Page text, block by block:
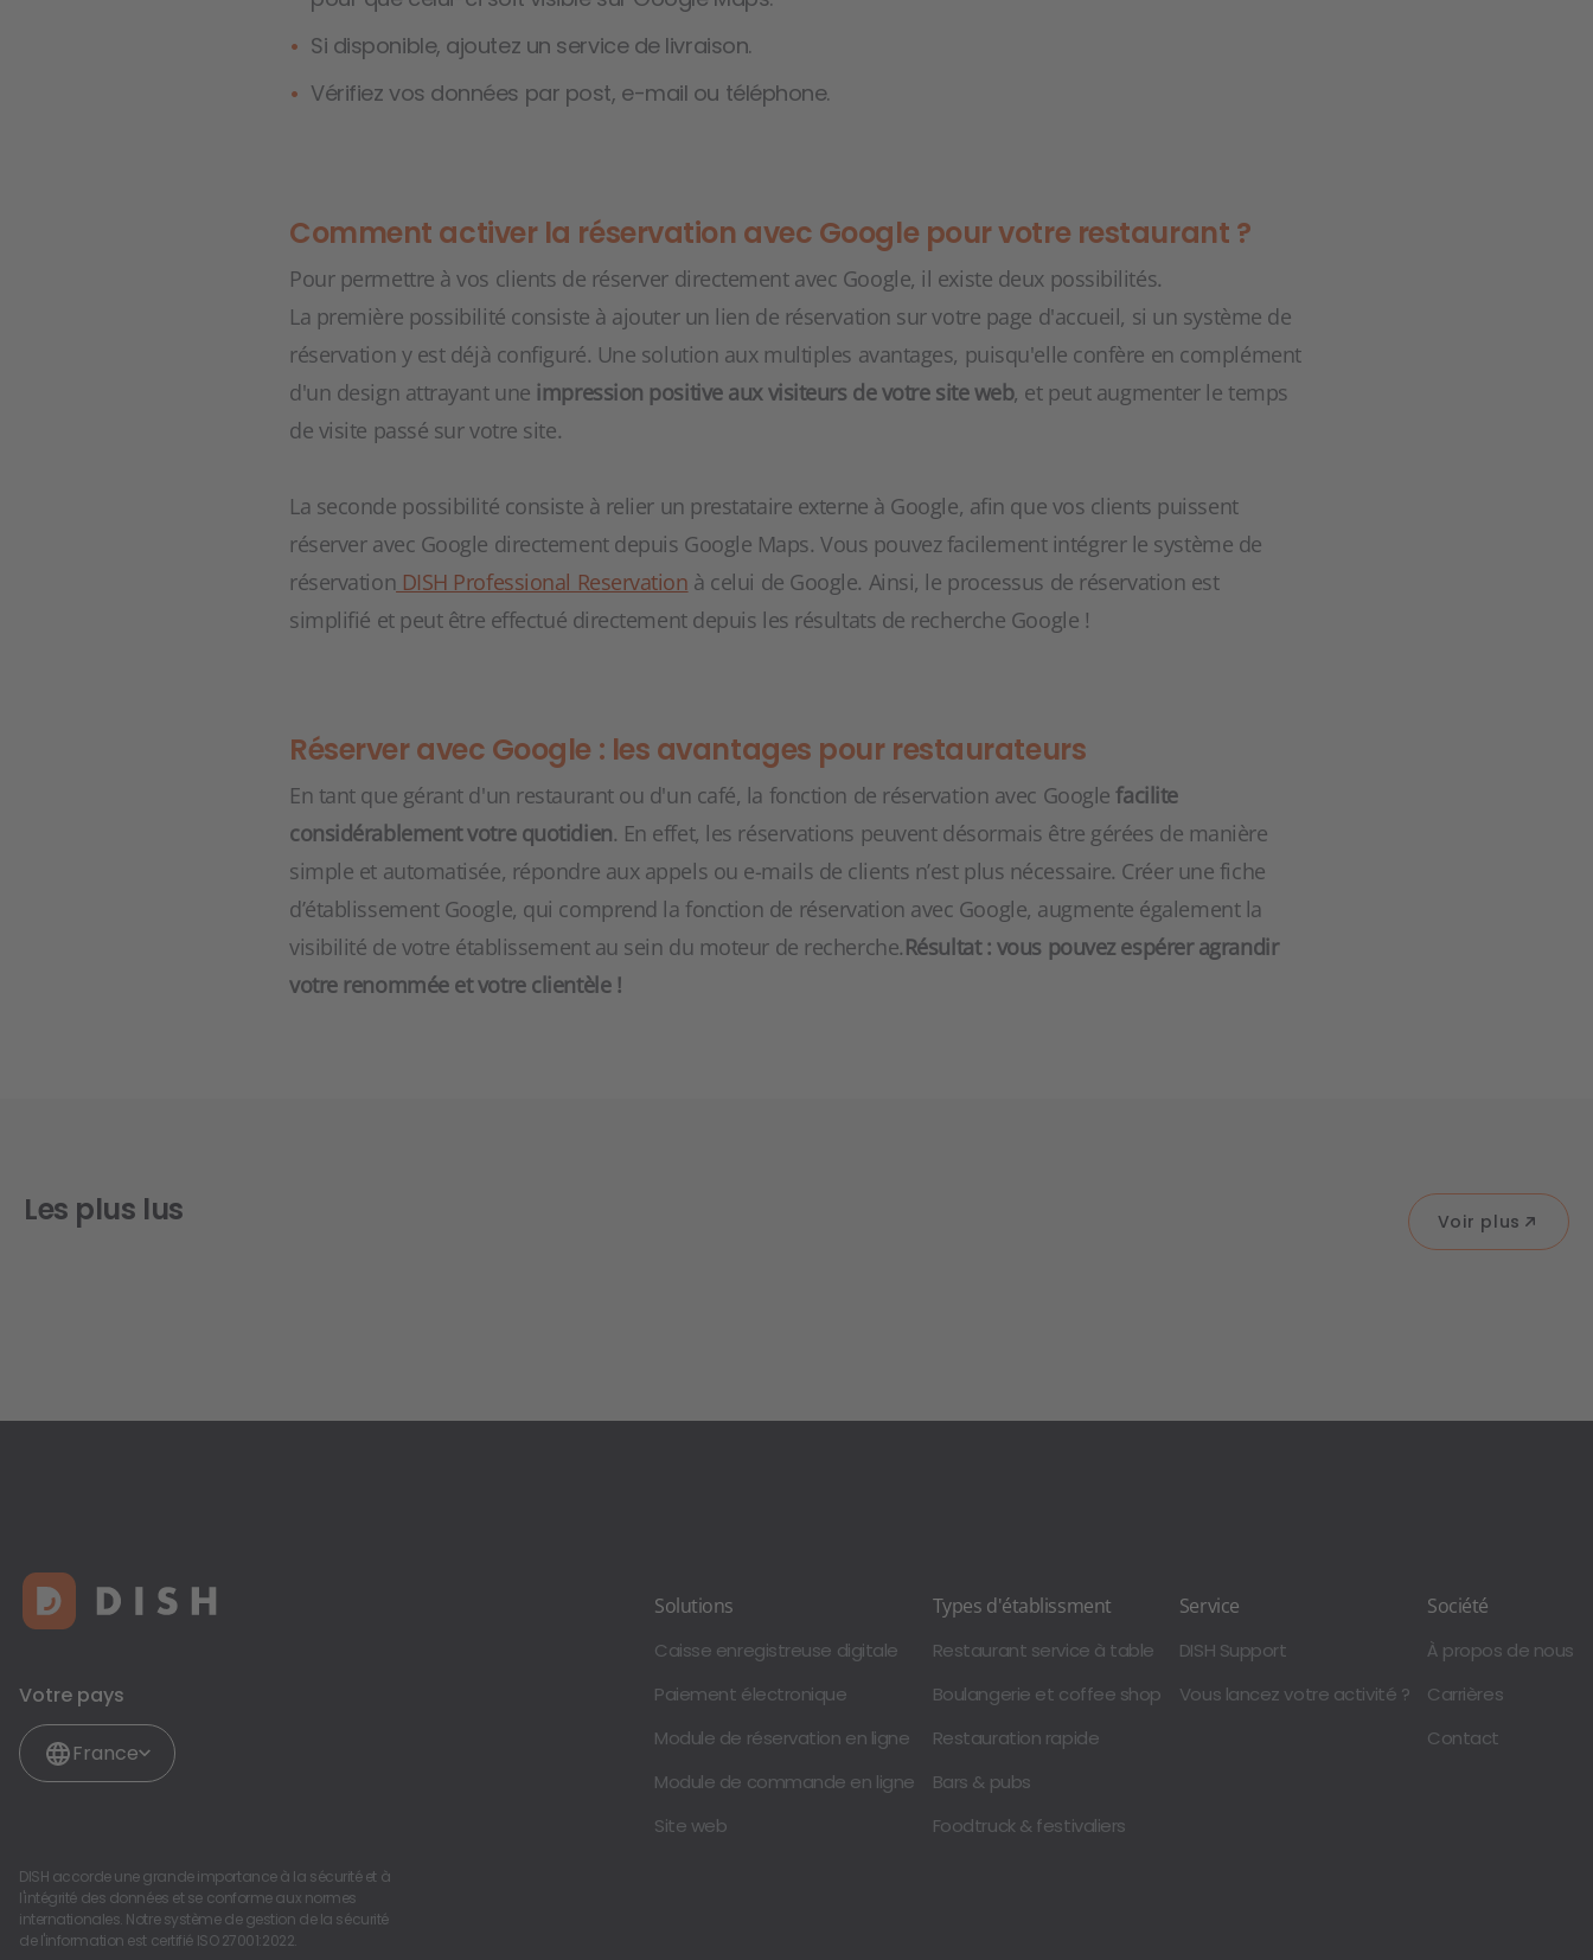
Si disponible, ajoutez un service de livraison.
Vérifiez vos données par post, e-mail ou téléphone.
Comment activer la réservation avec Google pour votre restaurant ?
Pour permettre à vos clients de réserver directement avec Google, il existe deux possibilités.
La première possibilité consiste à ajouter un lien de réservation sur votre page d'accueil, si un système de
réservation y est déjà configuré. Une solution aux multiples avantages, puisqu'elle confère en complément
d'un design attrayant une impression positive aux visiteurs de votre site web, et peut augmenter le temps
de visite passé sur votre site.
La seconde possibilité consiste à relier un prestataire externe à Google, afin que vos clients puissent
réserver avec Google directement depuis Google Maps. Vous pouvez facilement intégrer le système de
réservation DISH Professional Reservation à celui de Google. Ainsi, le processus de réservation est
simplifié et peut être effectué directement depuis les résultats de recherche Google !
Réserver avec Google : les avantages pour restaurateurs
En tant que gérant d'un restaurant ou d'un café, la fonction de réservation avec Googlefacilite
considérablement votre quotidien. En effet, les réservations peuvent désormais être gérées de manière
simple et automatisée, répondre aux appels ou e-mails de clients n’est plus nécessaire. Créer une fiche
d’établissement Google, qui comprend la fonction de réservation avec Google, augmente également la
visibilité de votre établissement au sein du moteur de recherche.Résultat : vous pouvez espérer agrandir
votre renommée et votre clientèle !
Les plus lus Voir plus
Votre pays
France
Solutions
Caisse enregistreuse digitale
Paiement électronique
Module de réservation en ligne
Module de commande en ligne
Site web
Types d'établissment
Restaurant service à table
Boulangerie et coffee shop
Restauration rapide
Bars & pubs
Foodtruck & festivaliers
Service
DISH Support
Vous lancez votre activité ?
Société
À propos de nous
Carrières
Contact
DISH accorde une grande importance à la sécurité et à
l'intégrité des données et se conforme aux normes
internationales. Notre système de gestion de la sécurité
de l'information est certifié ISO 27001:2022.